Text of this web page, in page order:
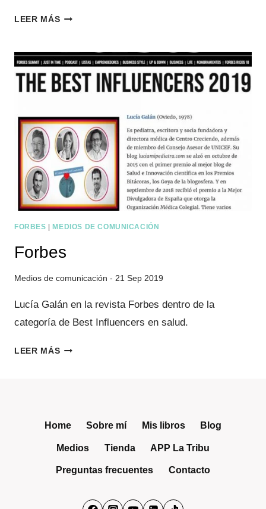
LEER MÁSLISTA
LOS
100
MEJORES
FORBES |MEDIOS DE COMUNICACIÓN
Forbes
21 Sep 2019
Lucía Galán en la revista Forbes dentro de la
categoría de Best Influencers en salud.
LEER MÁSFORBES
Home Sobre mí Mis libros Blog
Medios Tienda APP La Tribu
Preguntas frecuentes Contacto